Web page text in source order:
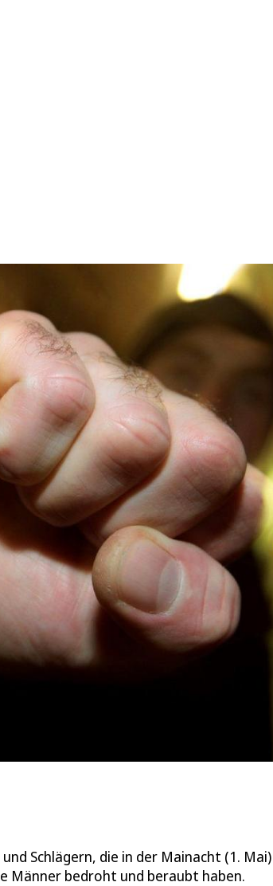
Schlägern, die in der Mainacht (1. Mai)
Männer bedroht und beraubt haben.